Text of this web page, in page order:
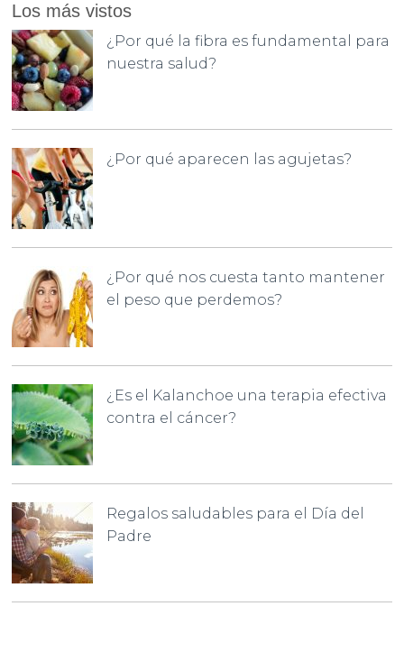
Los más vistos
¿Por qué la fibra es fundamental para
nuestra salud?
¿Por qué aparecen las agujetas?
¿Por qué nos cuesta tanto mantener
el peso que perdemos?
¿Es el Kalanchoe una terapia efectiva
contra el cáncer?
Regalos saludables para el Día del
Padre